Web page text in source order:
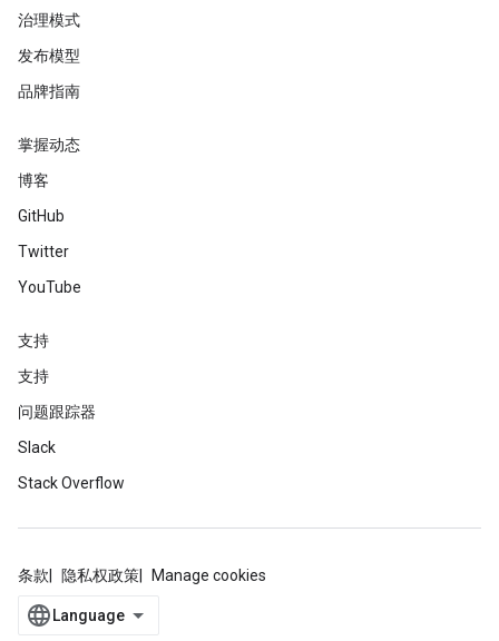
治理模式
发布模型
品牌指南
掌握动态
博客
GitHub
Twitter
YouTube
支持
支持
问题跟踪器
Slack
Stack Overflow
条款 隐私权政策 Manage cookies